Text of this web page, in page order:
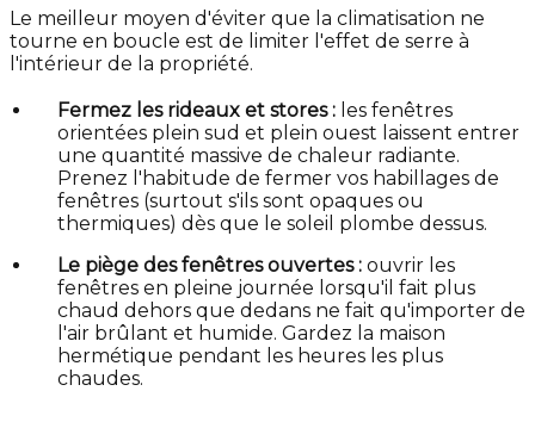
Le meilleur moyen d'éviter que la climatisation ne
tourne en boucle est de limiter l'effet de serre à
l'intérieur de la propriété.
Fermez les rideaux et stores : les fenêtres
orientées plein sud et plein ouest laissent entrer
une quantité massive de chaleur radiante.
Prenez l'habitude de fermer vos habillages de
fenêtres (surtout s'ils sont opaques ou
thermiques) dès que le soleil plombe dessus.
Le piège des fenêtres ouvertes : ouvrir les
fenêtres en pleine journée lorsqu'il fait plus
chaud dehors que dedans ne fait qu'importer de
l'air brûlant et humide. Gardez la maison
hermétique pendant les heures les plus
chaudes.